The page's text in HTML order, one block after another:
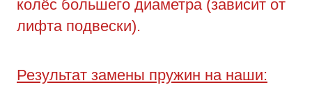
колёс большего диаметра (зависит от
лифта подвески).
Результат замены пружин на наши: